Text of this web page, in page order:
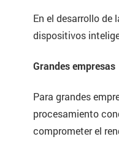
En el desarrollo de
dispositivos
Grandes empresas
Para grandes
procesamiento
comprometer el